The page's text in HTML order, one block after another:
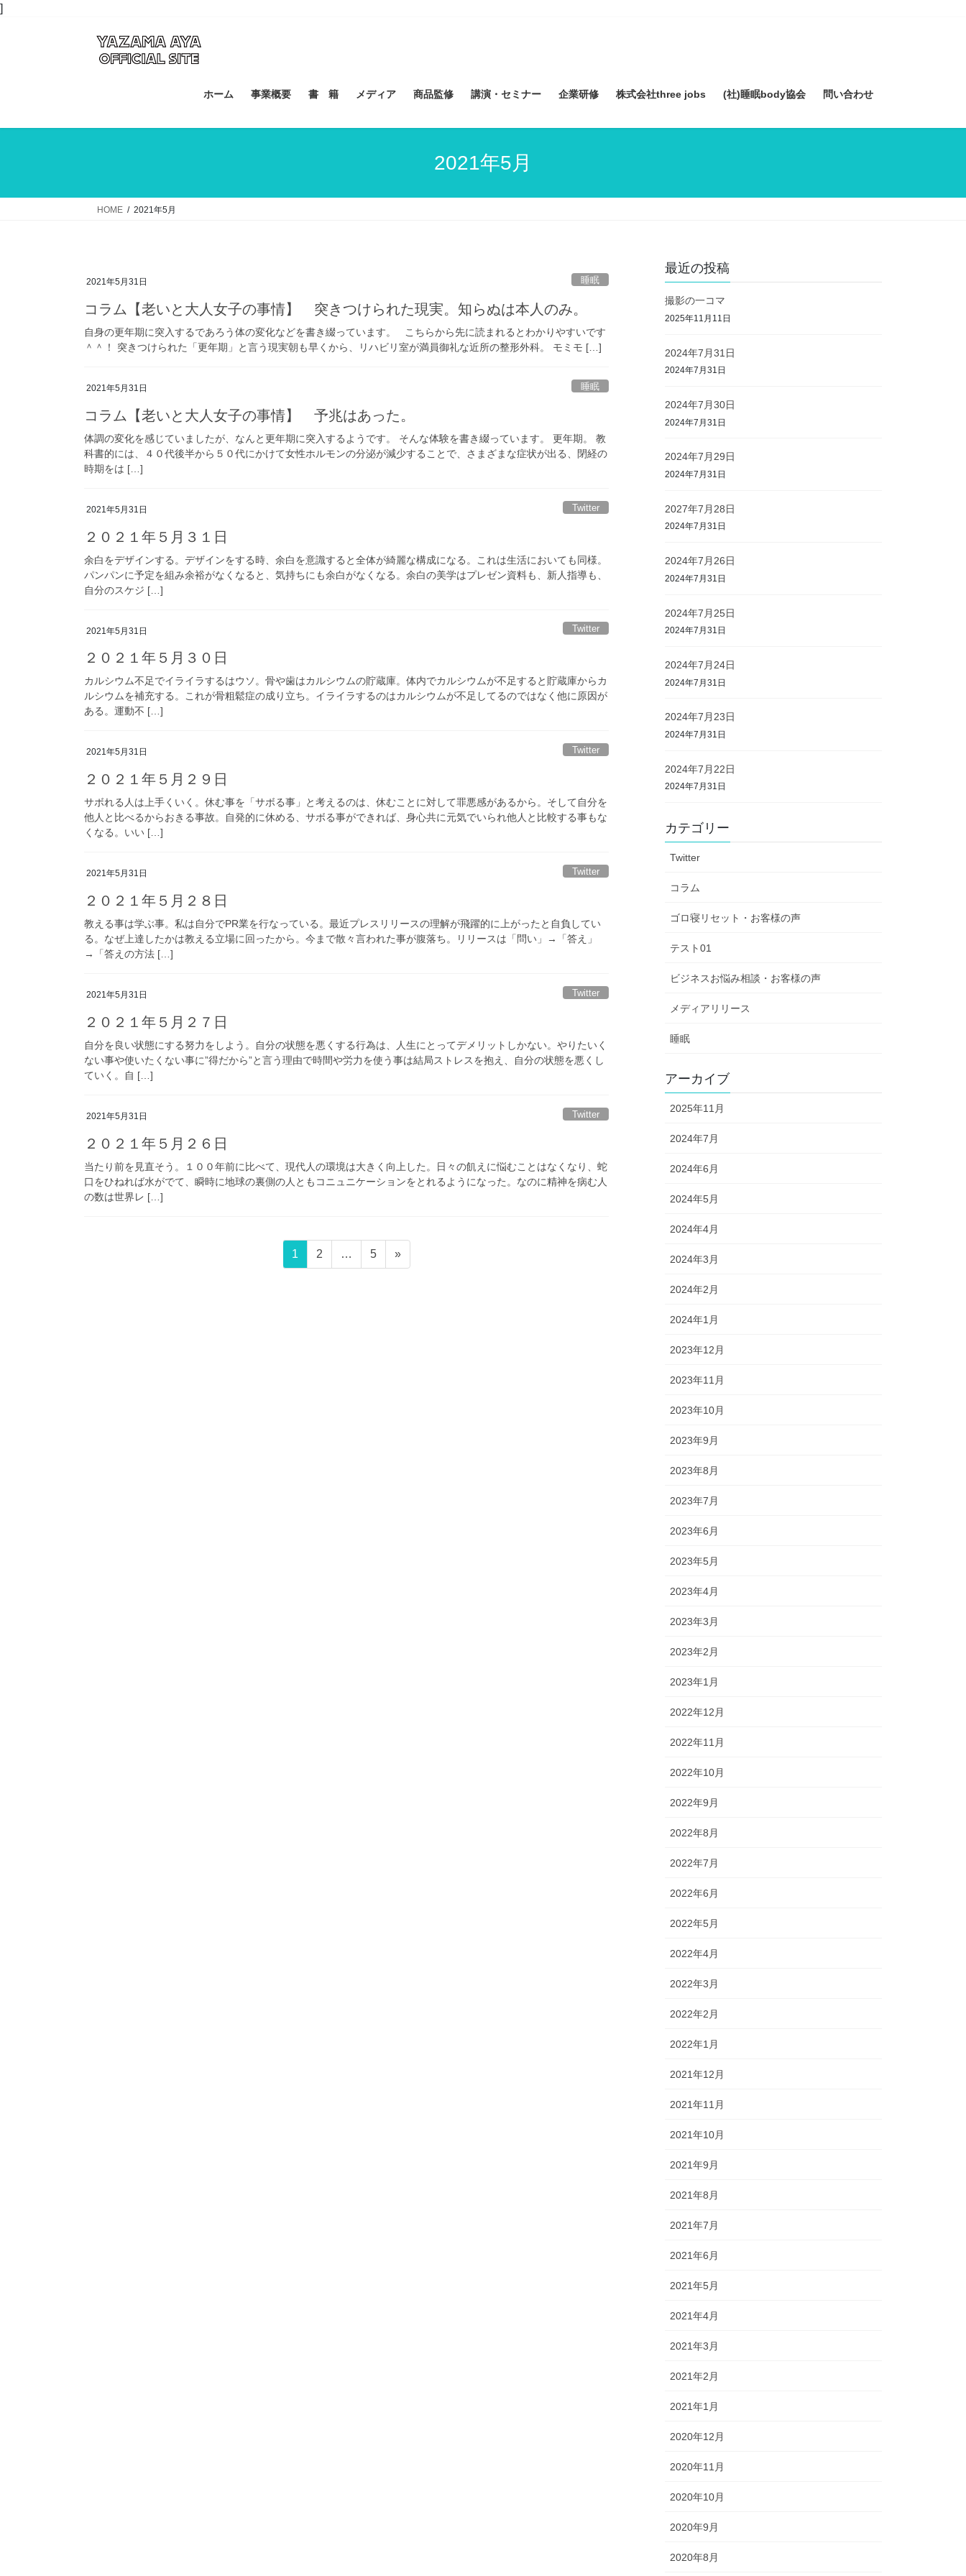
]コ
キ
ナ
に
ホーム 事業概要 書 籍 メディア 商品監修 講演・セミナー 企業研修 株式会社three jobs (社)睡眠body協会 問い合わせ
2021年5月
HOME 2021年5月
2021年5月31日 睡眠
コラム【老いと大人女子の事情】 突きつけられた現実。知らぬは本人のみ。
自身の更年期に突入するであろう体の変化などを書き綴っています。 こちらから先に読まれるとわかりやすいです
＾＾！ 突きつけられた「更年期」と言う現実朝も早くから、リハビリ室が満員御礼な近所の整形外科。 モミモ […]
2021年5月31日 睡眠
コラム【老いと大人女子の事情】 予兆はあった。
体調の変化を感じていましたが、なんと更年期に突入するようです。 そんな体験を書き綴っています。 更年期。 教
科書的には、４０代後半から５０代にかけて女性ホルモンの分泌が減少することで、さまざまな症状が出る、閉経の
時期をは […]
2021年5月31日 Twitter
２０２１年５月３１日
余白をデザインする。デザインをする時、余白を意識すると全体が綺麗な構成になる。これは生活においても同様。
パンパンに予定を組み余裕がなくなると、気持ちにも余白がなくなる。余白の美学はプレゼン資料も、新人指導も、
自分のスケジ […]
2021年5月31日 Twitter
２０２１年５月３０日
カルシウム不足でイライラするはウソ。骨や歯はカルシウムの貯蔵庫。体内でカルシウムが不足すると貯蔵庫からカ
ルシウムを補充する。これが骨粗鬆症の成り立ち。イライラするのはカルシウムが不足してるのではなく他に原因が
ある。運動不 […]
2021年5月31日 Twitter
２０２１年５月２９日
サボれる人は上手くいく。休む事を「サボる事」と考えるのは、休むことに対して罪悪感があるから。そして自分を
他人と比べるからおきる事故。自発的に休める、サボる事ができれば、身心共に元気でいられ他人と比較する事もな
くなる。いい […]
2021年5月31日 Twitter
２０２１年５月２８日
教える事は学ぶ事。私は自分でPR業を行なっている。最近プレスリリースの理解が飛躍的に上がったと自負してい
る。なぜ上達したかは教える立場に回ったから。今まで散々言われた事が腹落ち。リリースは「問い」→「答え」
→「答えの方法 […]
2021年5月31日 Twitter
２０２１年５月２７日
自分を良い状態にする努力をしよう。自分の状態を悪くする行為は、人生にとってデメリットしかない。やりたいく
ない事や使いたくない事に”得だから”と言う理由で時間や労力を使う事は結局ストレスを抱え、自分の状態を悪くし
ていく。自 […]
2021年5月31日 Twitter
２０２１年５月２６日
当たり前を見直そう。１００年前に比べて、現代人の環境は大きく向上した。日々の飢えに悩むことはなくなり、蛇
口をひねれば水がでて、瞬時に地球の裏側の人ともコニュニケーションをとれるようになった。なのに精神を病む人
の数は世界レ […]
固
定
1
固
定
2 …
固
定
5 »
最近の投稿
撮影の一コマ
2025年11月11日
2024年7月31日
2024年7月31日
2024年7月30日
2024年7月31日
2024年7月29日
2024年7月31日
2027年7月28日
2024年7月31日
2024年7月26日
2024年7月31日
2024年7月25日
2024年7月31日
2024年7月24日
2024年7月31日
2024年7月23日
2024年7月31日
2024年7月22日
2024年7月31日
カテゴリー
Twitter
コラム
ゴロ寝リセット・お客様の声
テスト01
ビジネスお悩み相談・お客様の声
メディアリリース
睡眠
アーカイブ
2025年11月
2024年7月
2024年6月
2024年5月
2024年4月
2024年3月
2024年2月
2024年1月
2023年12月
2023年11月
2023年10月
2023年9月
2023年8月
2023年7月
2023年6月
2023年5月
2023年4月
2023年3月
2023年2月
2023年1月
2022年12月
2022年11月
2022年10月
2022年9月
2022年8月
2022年7月
2022年6月
2022年5月
2022年4月
2022年3月
2022年2月
2022年1月
2021年12月
2021年11月
2021年10月
2021年9月
2021年8月
2021年7月
2021年6月
2021年5月
2021年4月
2021年3月
2021年2月
2021年1月
2020年12月
2020年11月
2020年10月
2020年9月
2020年8月